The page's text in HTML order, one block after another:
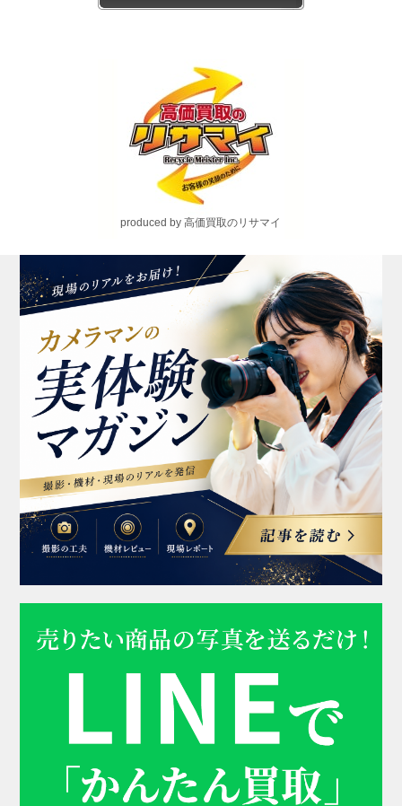
produced by 高価買取のリサマイ